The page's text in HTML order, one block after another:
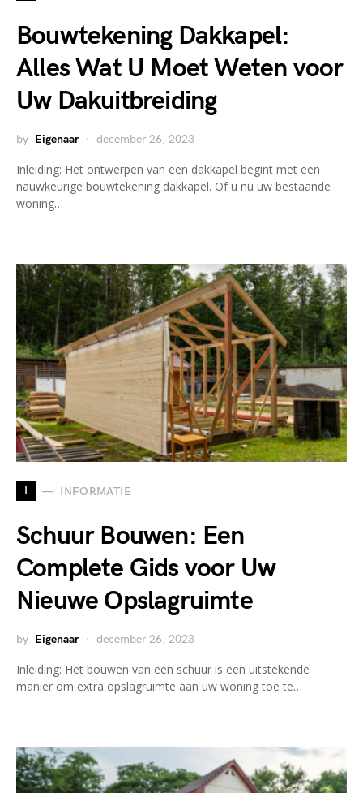
Bouwtekening Dakkapel:
Alles Wat U Moet Weten voor
Uw Dakuitbreiding
by Eigenaar december 26, 2023
Inleiding: Het ontwerpen van een dakkapel begint met een
nauwkeurige bouwtekening dakkapel. Of u nu uw bestaande
woning…
I INFORMATIE
Schuur Bouwen: Een
Complete Gids voor Uw
Nieuwe Opslagruimte
by Eigenaar december 26, 2023
Inleiding: Het bouwen van een schuur is een uitstekende
manier om extra opslagruimte aan uw woning toe te…